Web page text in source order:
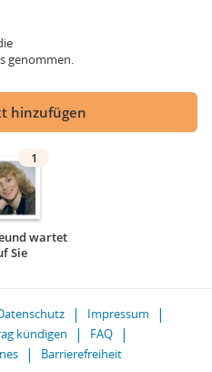
genommen.
hinzufügen
1
wartet
Sie
Impressum
kündigen
FAQ
Barrierefreiheit